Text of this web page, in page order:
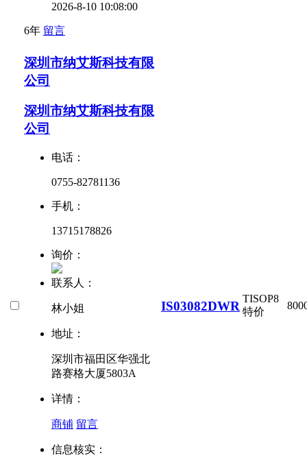
2026-8-10 10:08:00
6年 留言
深圳市纳艾斯科技有限
公司
深圳市纳艾斯科技有限
公司
电话：
0755-82781136
手机：
13715178826
询价：
联系人：
林小姐
地址：
深圳市福田区华强北
路赛格大厦5803A
详情：
商铺 留言
信息核实：
IS03082DWR
TISOP8
特价